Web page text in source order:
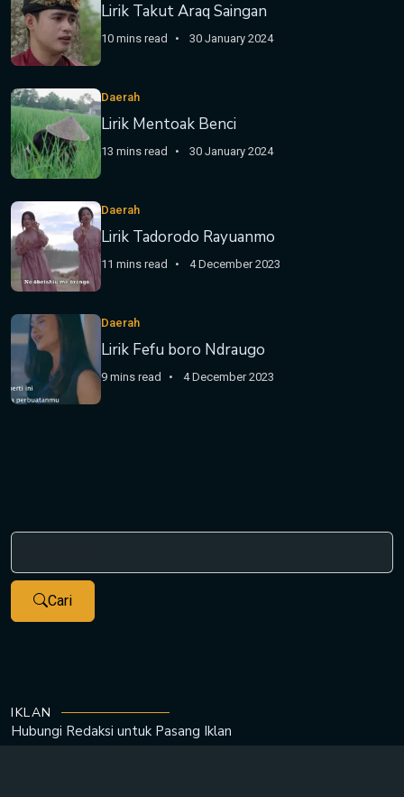
Lirik Takut Araq Saingan
10 mins read 30 January 2024
Daerah
Lirik Mentoak Benci
13 mins read 30 January 2024
Daerah
Lirik Tadorodo Rayuanmo
11 mins read 4 December 2023
Daerah
Lirik Fefu boro Ndraugo
9 mins read 4 December 2023
Cari
IKLAN
Hubungi Redaksi untuk Pasang Iklan